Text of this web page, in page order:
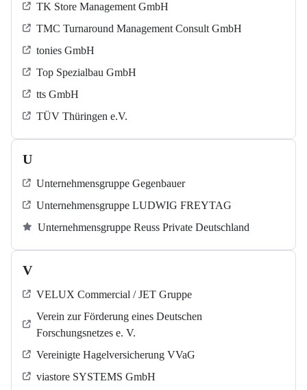
TK Store Management GmbH
TMC Turnaround Management Consult GmbH
tonies GmbH
Top Spezialbau GmbH
tts GmbH
TÜV Thüringen e.V.
U
Unternehmensgruppe Gegenbauer
Unternehmensgruppe LUDWIG FREYTAG
Unternehmensgruppe Reuss Private Deutschland
V
VELUX Commercial / JET Gruppe
Verein zur Förderung eines Deutschen
Forschungsnetzes e. V.
Vereinigte Hagelversicherung VVaG
viastore SYSTEMS GmbH